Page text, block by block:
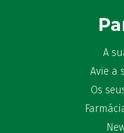
A
Avie a
Os